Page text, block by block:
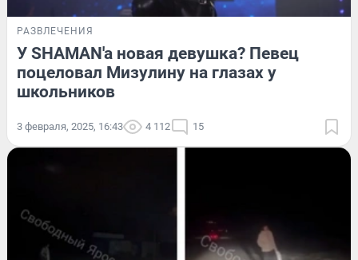
РАЗВЛЕЧЕНИЯ
У SHAMAN'a новая девушка? Певец
поцеловал Мизулину на глазах у
школьников
3 февраля, 2025, 16:43 4 112 15